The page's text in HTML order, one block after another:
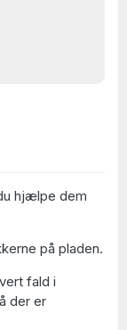
hjælpe dem
på pladen.
fald i
der er